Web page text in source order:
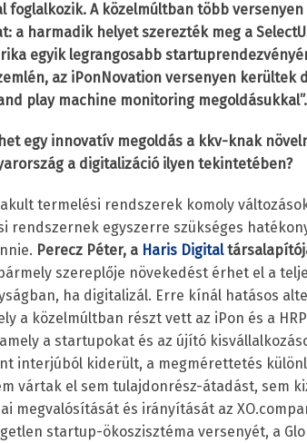
foglalkozik. A közelmúltban több
a harmadik helyet szerezték meg a
egyik legrangosabb
az iPonNovation versenyen kerültek
play machine monitoring megoldásukkal”.
egy innovatív megoldás a kkv-knak
a digitalizáció ilyen tekintetében?
termelési rendszerek komoly
rendszernek egyszerre szükséges
Perecz Péter, a Haris Digital
szereplője növekedést érhet el a
ha digitalizál. Erre kínál hatásos
a közelmúltban részt vett az iPon és a
a startupokat és az újító
interjúból kiderült, a megmérettetés
vártak el sem tulajdonrész-átadást, sem
megvalósítását és irányítását az
startup-ökoszisztéma versenyét, a